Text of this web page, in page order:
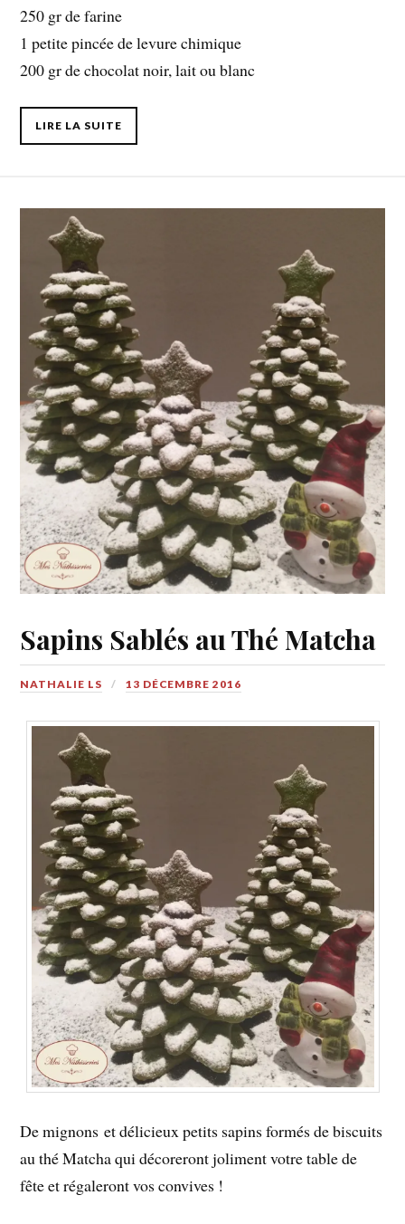
250 gr de farine
1 petite pincée de levure chimique
200 gr de chocolat noir, lait ou blanc
LIRE LA SUITE
Sapins Sablés au Thé Matcha
NATHALIE LS 13 DÉCEMBRE 2016
De mignons et délicieux petits sapins formés de biscuits
au thé Matcha qui décoreront joliment votre table de
fête et régaleront vos convives !